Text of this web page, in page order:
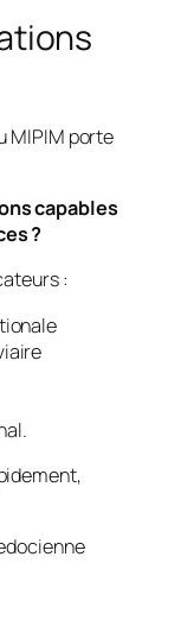
MIPIM porte
capables
?
: